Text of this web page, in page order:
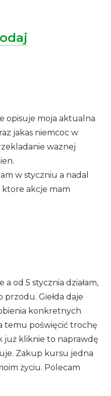
opisuje moja aktualna
jakas niemcoc w
waznej
w styczniu a nadal
ktore akcje mam
a od 5 stycznia działam,
przodu. Giełda daje
konkretnych
temu poświęcić trochę
już kliknie to naprawdę
Zakup kursu jedna
życiu. Polecam